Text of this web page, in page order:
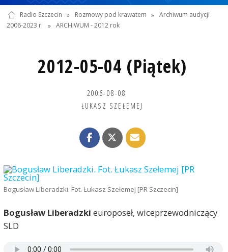
Radio Szczecin » Rozmowy pod krawatem » Archiwum audycji
2006-2023 r.
» ARCHIWUM - 2012 rok
2012-05-04 (Piątek)
2006-08-08
ŁUKASZ SZEŁEMEJ
Bogusław Liberadzki. Fot. Łukasz Szełemej [PR Szczecin]
Bogusław Liberadzki europoseł, wiceprzewodniczący
SLD